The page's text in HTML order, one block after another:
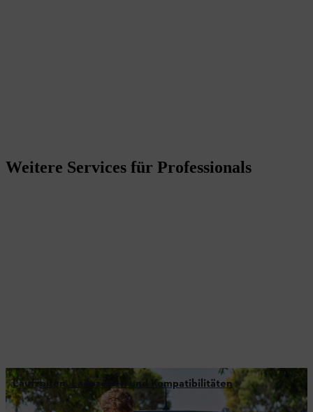
Weitere Services für Professionals
Laufzeiten, Ladezeiten und Kompatibilitäten